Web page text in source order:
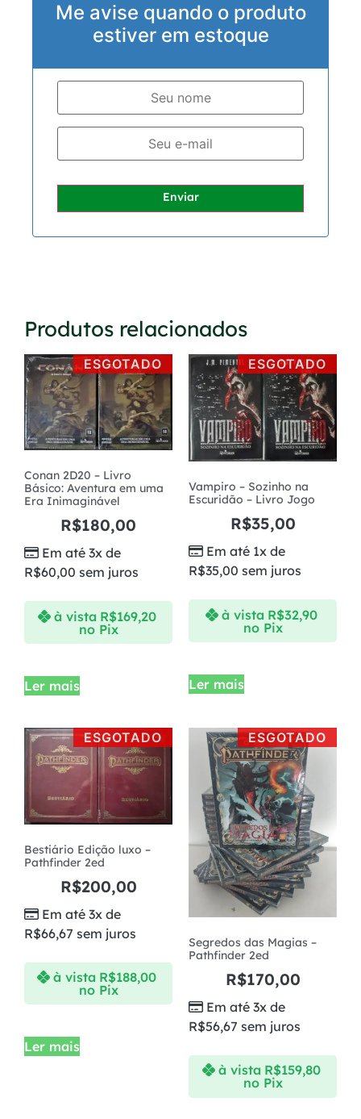
Me avise quando o produto
estiver em estoque
Enviar
Produtos relacionados
ESGOTADO
Conan 2D20 – Livro
Básico: Aventura em uma
Era Inimaginável
R$180,00
Em até 3x de
R$60,00 sem juros
à vista R$169,20
no Pix
Ler mais
ESGOTADO
Vampiro – Sozinho na
Escuridão – Livro Jogo
R$35,00
Em até 1x de
R$35,00 sem juros
à vista R$32,90
no Pix
Ler mais
ESGOTADO
Bestiário Edição luxo –
Pathfinder 2ed
R$200,00
Em até 3x de
R$66,67 sem juros
à vista R$188,00
no Pix
Ler mais
ESGOTADO
Segredos das Magias –
Pathfinder 2ed
R$170,00
Em até 3x de
R$56,67 sem juros
à vista R$159,80
no Pix